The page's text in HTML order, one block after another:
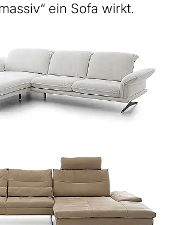
ein Sofa wirkt.